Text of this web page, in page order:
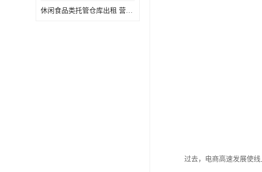
休闲食品类托管仓库出租 营造良好环境氛围 垂直电商配套
过去，电商高速发展使